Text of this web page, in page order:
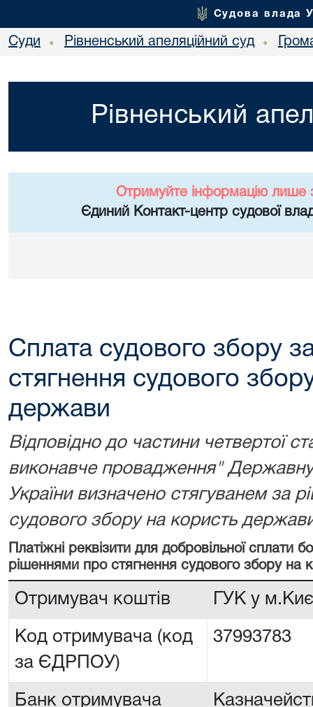
Судова влада
Суди • Рівненський апеляційний суд •
Рівненський
Отримуйте інформацію лише
Єдиний Контакт-центр судової
Сплата судового збору
стягнення судового
держави
Відповідно до частини четвертої
виконавче провадження" Державну
України визначено стягуванем за
судового збору на користь
Платіжні реквізити для добровільної
рішеннями про стягнення судового збору на
Отримувач коштів ГУК у
Код отримувача (код
за ЄДРПОУ)
37993783
Банк отримувача